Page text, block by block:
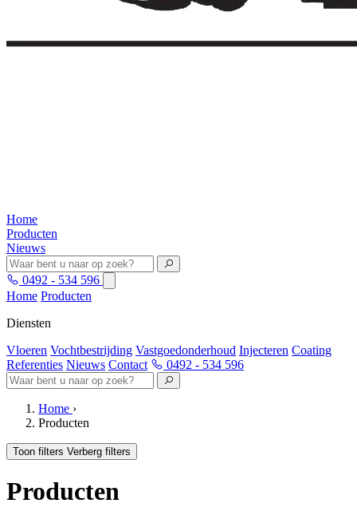
Home
Producten
Nieuws
0492 - 534 596
Home Producten
Diensten
Vloeren Vochtbestrijding Vastgoedonderhoud Injecteren Coating
Referenties Nieuws Contact 0492 - 534 596
Home ›
Producten
Toon filters Verberg filters
Producten